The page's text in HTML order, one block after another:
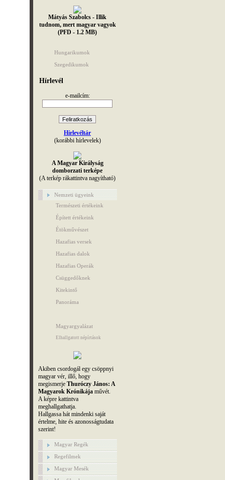
Mátyás Szabolcs - Illik
tudnom, mert magyar vagyok
(PFD - 1.2 MB)
Hungarikumok
Szegedikumok
Hírlevél
e-mailcím:
Hírlevéltár
(korábbi hírlevelek)
A Magyar Királyság
domborzati terképe
(A terkép rákattintva nagyítható)
Nemzeti ügyeink
Természeti értékeink
Épített értékeink
Étökművészet
Hazafias versek
Hazafias dalok
Hazafias Operák
Csüggedőknek
Kitekintő
Panoráma
Magyargyalázat
Elhallgatott népírtások
Akiben csordogál egy csöppnyi
magyar vér, illő, hogy
megismerje Thuróczy János: A
Magyarok Krónikájaművét.
A képre kattintva
meghallgathatja.
Hallgassa hát mindenki saját
értelme, hite és azonosságtudata
szerint!
Magyar Regék
Regefilmek
Magyar Mesék